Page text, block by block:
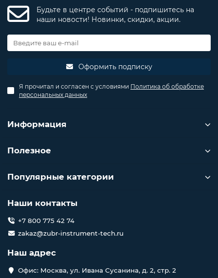
Будьте в центре событий - подпишитесь на
наши новости! Новинки, скидки, акции.
Оформить подписку
Я прочитал и согласен с условиями Политика об обработке
персональных данных
Информация
Полезное
Популярные категории
Наши контакты
+7 800 775 42 74
zakaz@zubr-instrument-tech.ru
Наш адрес
Офис: Москва, ул. Ивана Сусанина, д. 2, стр. 2